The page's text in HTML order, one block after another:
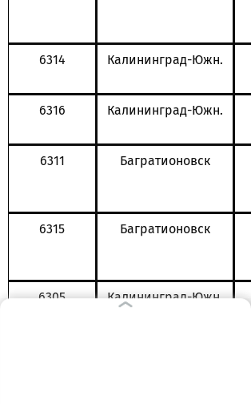
6314 Калининград-Южн.
6316 Калининград-Южн.
6311 Багратионовск
6315 Багратионовск
6305 Калининград-Южн.